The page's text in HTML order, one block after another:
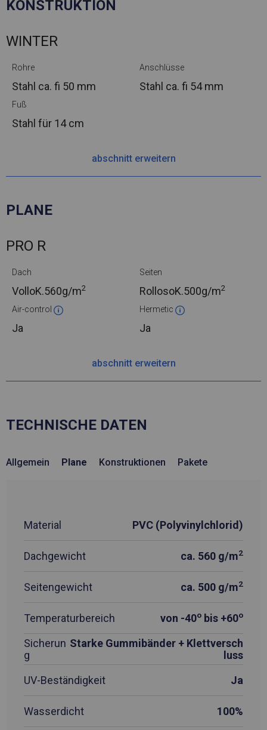
KONSTRUKTION
WINTER
Rohre
Stahl ca. fi 50 mm
Anschlüsse
Stahl ca. fi 54 mm
Fuß
Stahl für 14 cm
abschnitt erweitern
PLANE
PRO R
Dach
VolloK.560g/m2
Seiten
RollosoK.500g/m2
Air-control
Ja
Hermetic
Ja
abschnitt erweitern
TECHNISCHE DATEN
Allgemein Plane Konstruktionen Pakete
Material PVC (Polyvinylchlorid)
Dachgewicht ca. 560 g/m2
Seitengewicht ca. 500 g/m2
Temperaturbereich von -40o bis +60o
Sicherun
g
Starke Gummibänder + Klettversch
luss
UV-Beständigkeit
Ja
Wasserdicht 100%